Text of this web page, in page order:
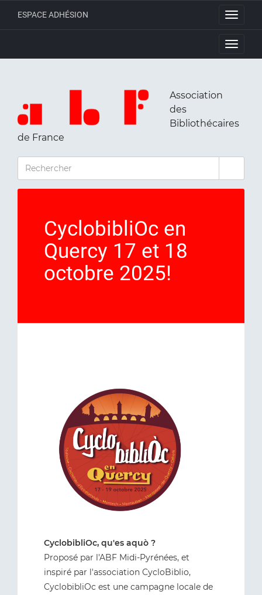
Toggle
ESPACE ADHÉSION
Toggle
Association
des
Bibliothécaires
de France
RECHERCHER
CyclobibliOc en
Quercy 17 et 18
octobre 2025!
CyclobibliOc, qu'es aquò ?
Proposé par l'ABF Midi-Pyrénées, et
inspiré par l'association CycloBiblio,
CyclobibliOc est une campagne locale de